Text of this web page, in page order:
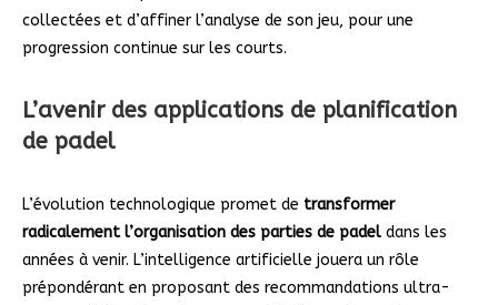
collectées et d’affiner l’analyse de son jeu, pour une
progression continue sur les courts.
L’avenir des applications de planification
de padel
L’évolution technologique promet de transformer
radicalement l’organisation des parties de padel dans les
années à venir. L’intelligence artificielle jouera un rôle
prépondérant en proposant des recommandations ultra-